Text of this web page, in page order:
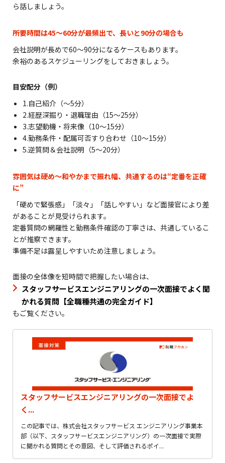
ら話しましょう。
所要時間は45〜60分が最頻出で、長いと90分の場合も
会社説明が長めで60〜90分になるケースもあります。
余裕のあるスケジューリングをしておきましょう。
目安配分（例）
1.自己紹介（〜5分）
2.経歴深掘り・退職理由（15〜25分）
3.志望動機・将来像（10〜15分）
4.勤務条件・配属可否すり合わせ（10〜15分）
5.逆質問＆会社説明（5〜20分）
雰囲気は硬め〜和やかまで振れ幅、共通するのは“定番を正確
に”
「硬めで緊張感」「淡々」「話しやすい」など面接官により差
があることが見受けられます。
定番質問の網羅性と勤務条件確認の丁寧さは、共通しているこ
とが推察できます。
準備不足は露呈しやすいため注意しましょう。
面接の全体像を短時間で把握したい場合は、
スタッフサービスエンジニアリングの一次面接でよく聞
かれる質問【全職種共通の完全ガイド】
もご覧ください。
スタッフサービスエンジニアリングの一次面接でよ
く...
この記事では、株式会社スタッフサービス エンジニアリング事業本
部（以下、スタッフサービスエンジニアリング）の一次面接で実際
に聞かれる質問とその意図、そして評価されるポイ...